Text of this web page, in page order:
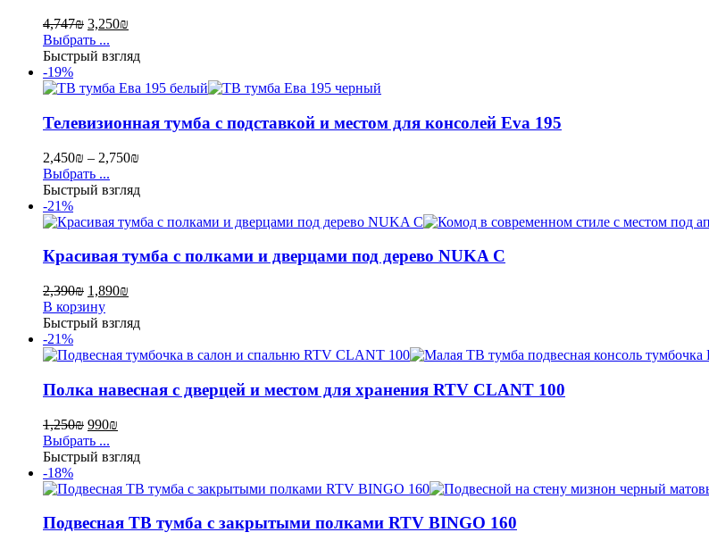
4,747₪ 3,250₪
Выбрать ...
Быстрый взгляд
-19%
Телевизионная тумба с подставкой и местом для консолей Eva 195
2,450₪ – 2,750₪
Выбрать ...
Быстрый взгляд
-21%
Красивая тумба с полками и дверцами под дерево NUKA C
2,390₪ 1,890₪
В корзину
Быстрый взгляд
-21%
Полка навесная с дверцей и местом для хранения RTV CLANT 100
1,250₪ 990₪
Выбрать ...
Быстрый взгляд
-18%
Подвесная ТВ тумба с закрытыми полками RTV BINGO 160